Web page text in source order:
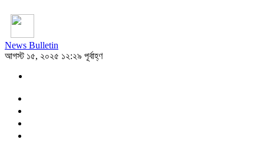
News Bulletin
আগস্ট ১৫, ২০২৫ ১২:২৯ পূর্বাহ্ণ